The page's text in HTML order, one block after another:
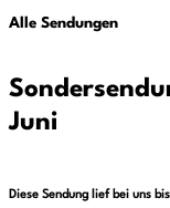
Alle Sendungen
Juni
Diese Sendung lief bei uns